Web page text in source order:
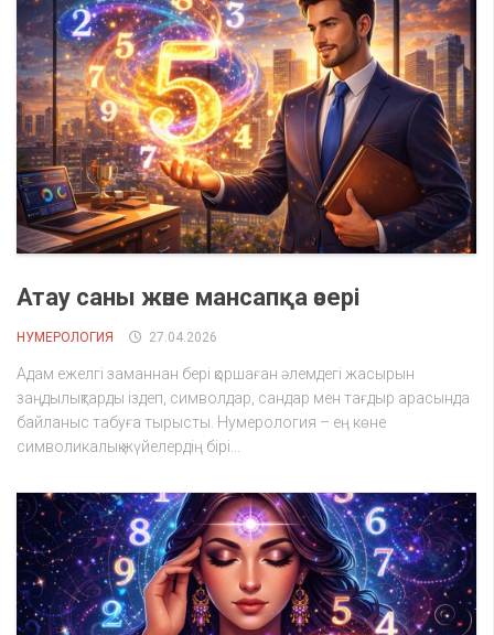
Атау саны және мансапқа әсері
НУМЕРОЛОГИЯ 27.04.2026
Адам ежелгі заманнан бері қоршаған әлемдегі жасырын
заңдылықтарды іздеп, символдар, сандар мен тағдыр арасында
байланыс табуға тырысты. Нумерология – ең көне
символикалық жүйелердің бірі...